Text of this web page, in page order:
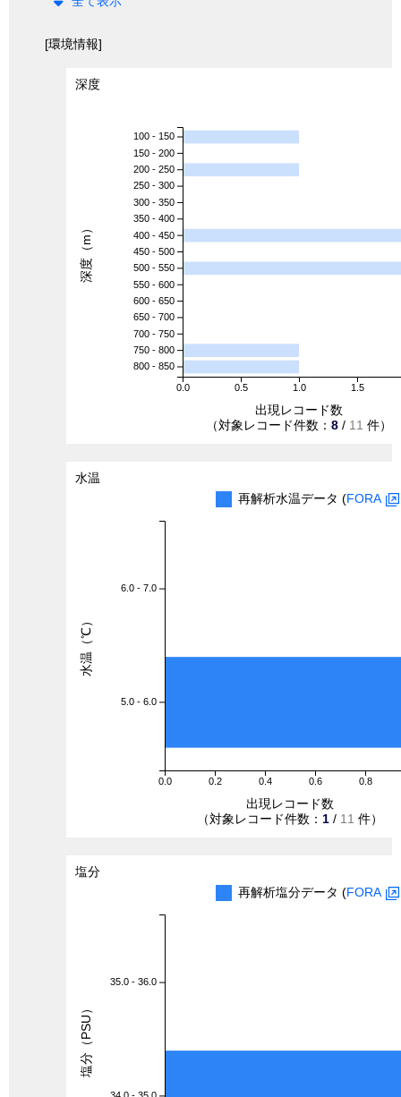
[環境情報]
深度
0.0 0.5 1.0 1.5
100 - 150
150 - 200
200 - 250
250 - 300
300 - 350
350 - 400
400 - 450
450 - 500
500 - 550
550 - 600
600 - 650
650 - 700
700 - 750
750 - 800
800 - 850
出現レコード数
（対象レコード件数： 8 / 11 件）
深度（m）
水温
再解析水温データ (FORA
0.0 0.2 0.4 0.6 0.8
6.0 - 7.0
5.0 - 6.0
出現レコード数
（対象レコード件数： 1 / 11 件）
水温（℃）
塩分
再解析塩分データ (FORA
35.0 - 36.0
塩分（PSU）